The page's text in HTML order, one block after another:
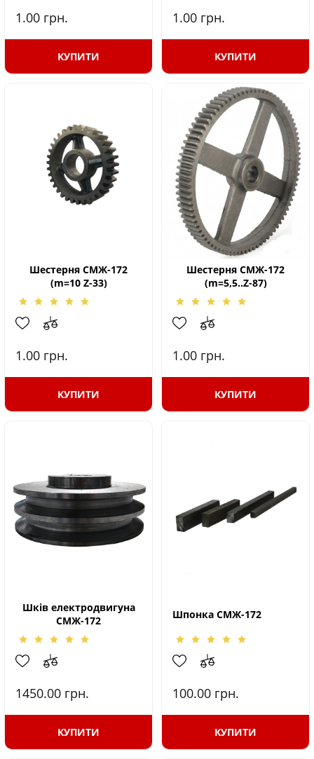
1.00 грн.
КУПИТИ
1.00 грн.
КУПИТИ
Шестерня СМЖ-172
(m=10 Z-33)
1.00 грн.
КУПИТИ
Шестерня СМЖ-172
(m=5,5..Z-87)
1.00 грн.
КУПИТИ
Шків електродвигуна
СМЖ-172
1450.00 грн.
КУПИТИ
Шпонка СМЖ-172
100.00 грн.
КУПИТИ